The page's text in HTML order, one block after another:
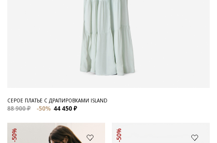
СЕРОЕ ПЛАТЬЕ С ДРАПИРОВКАМИ ISLAND
88 900 ₽ -50% 44 450 ₽
-50% -50%